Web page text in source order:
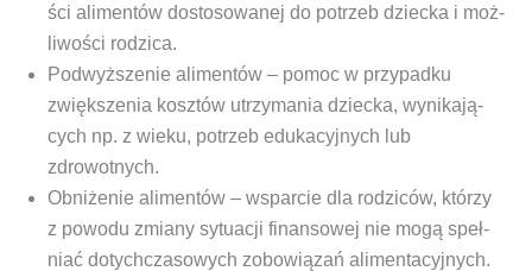
ści ali­men­tów dosto­so­wa­nej do potrzeb dziec­ka i moż­
li­wo­ści rodzica.
Pod­wyż­sze­nie ali­men­tów – pomoc w przy­pad­ku
zwięk­sze­nia kosz­tów utrzy­ma­nia dziec­ka, wyni­ka­ją­
cych np. z wie­ku, potrzeb edu­ka­cyj­nych lub
zdrowotnych.
Obni­że­nie ali­men­tów – wspar­cie dla rodzi­ców, któ­rzy
z powo­du zmia­ny sytu­acji finan­so­wej nie mogą speł­
niać dotych­cza­so­wych zobo­wią­zań alimentacyjnych.